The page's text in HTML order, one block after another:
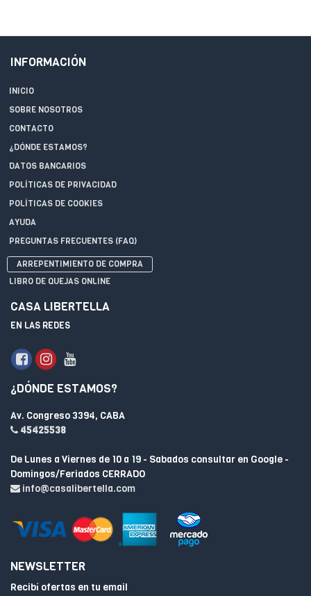
INFORMACIÓN
INICIO
SOBRE NOSOTROS
CONTACTO
¿DÓNDE ESTAMOS?
DATOS BANCARIOS
POLÍTICAS DE PRIVACIDAD
POLÍTICAS DE COOKIES
AYUDA
PREGUNTAS FRECUENTES (FAQ)
ARREPENTIMIENTO DE COMPRA
LIBRO DE QUEJAS ONLINE
CASA LIBERTELLA
EN LAS REDES
¿DÓNDE ESTAMOS?
Av. Congreso 3394, CABA
45425538
De Lunes a Viernes de 10 a 19 - Sabados consultar en Google -
Domingos/Feriados CERRADO
info@casalibertella.com
NEWSLETTER
Recibí ofertas en tu email